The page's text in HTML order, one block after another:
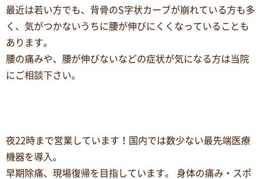
最近は若い方でも、背骨のS字状カーブが崩れている方も多
く、気がつかないうちに腰が伸びにくくなっていることも
あります。
腰の痛みや、腰が伸びないなどの症状が気になる方は当院
にご相談下さい。
夜22時まで営業しています！国内では数少ない最先端医療
機器を導入。
早期除痛、現場復帰を目指しています。 身体の痛み・スポ